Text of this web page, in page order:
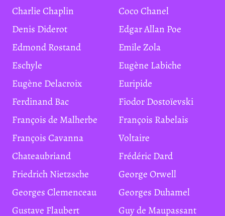
Charlie Chaplin
Coco Chanel
Denis Diderot
Edgar Allan Poe
Edmond Rostand
Emile Zola
Eschyle
Eugène Labiche
Eugène Delacroix
Euripide
Ferdinand Bac
Fiodor Dostoïevski
François de Malherbe
François Rabelais
François Cavanna
Voltaire
Chateaubriand
Frédéric Dard
Friedrich Nietzsche
George Orwell
Georges Clemenceau
Georges Duhamel
Gustave Flaubert
Guy de Maupassant